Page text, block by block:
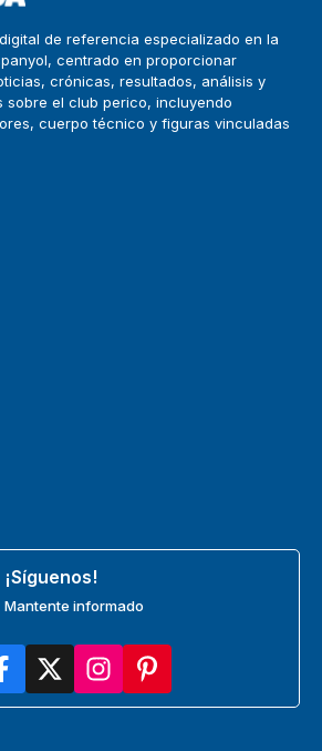
de referencia especializado en la
centrado en proporcionar
crónicas, resultados, análisis y
sobre el club perico, incluyendo
cuerpo técnico y figuras vinculadas
¡Síguenos!
Mantente informado